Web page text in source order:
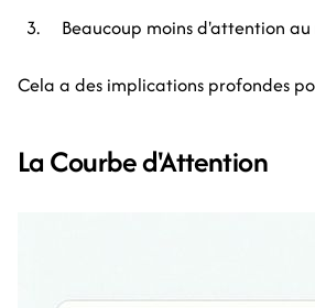
Beaucoup moins d'attention au
Cela a des implications profondes
La Courbe d'Attention